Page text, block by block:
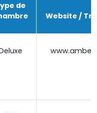
de
Website /